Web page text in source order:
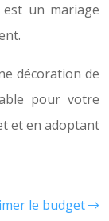
est un mariage
décoration de
pour votre
et en adoptant
le budget